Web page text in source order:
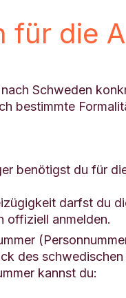
für die
Schweden
bestimmte
benötigst du für
darfst du
offiziell anmelden.
des
kannst du: